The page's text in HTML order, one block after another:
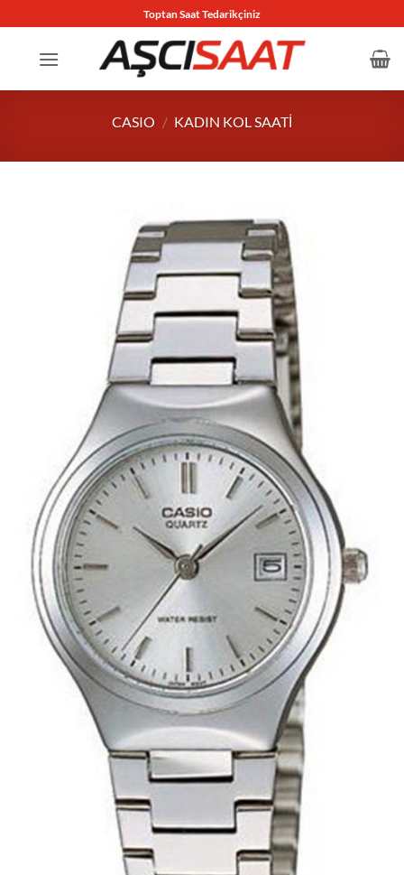
atla
Toptan Saat Tedarikçiniz
CASIO / KADIN KOL SAATI